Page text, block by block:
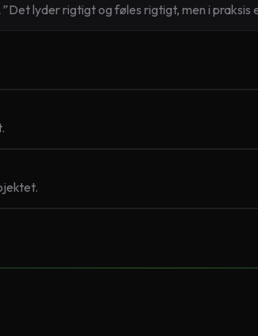
Det lyder rigtigt og føles rigtigt, men i